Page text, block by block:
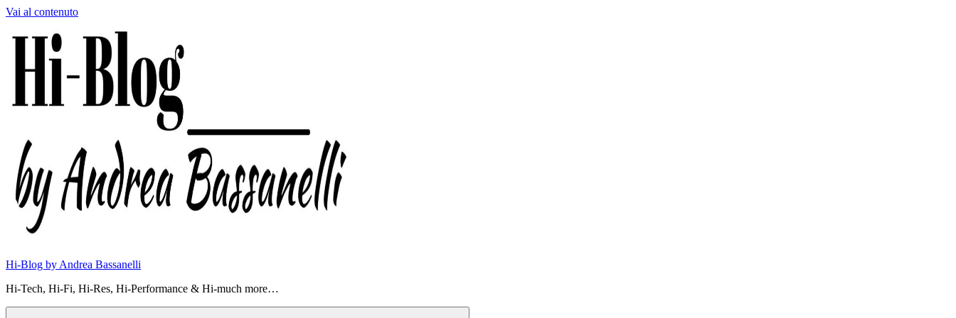
Vai al contenuto
Hi-Blog by Andrea Bassanelli
Hi-Tech, Hi-Fi, Hi-Res, Hi-Performance & Hi-much more…